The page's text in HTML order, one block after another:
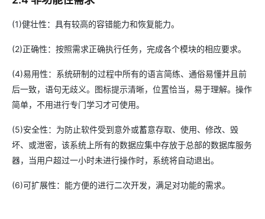
(1)健壮性：具有较高的容错能力和恢复能力。
(2)正确性：按照需求正确执行任务，完成各个模块的相应要求。
(4)易用性：系统研制的过程中所有的语言简练、通俗易懂并且前
后一致，语句无歧义。图标提示清晰，位置恰当，易于理解。操作
简单，不用进行专门学习才可使用。
(5)安全性：为防止软件受到意外或蓄意存取、使用、修改、毁
坏、或泄密，该系统上所有的数据应集中存放于总部的数据库服务
器，当用户超过一小时未进行操作时，系统将自动退出。
(6)可扩展性：能方便的进行二次开发，满足对功能的需求。